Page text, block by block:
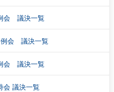
会 議決一覧
例会 議決一覧
会 議決一覧
会 議決一覧